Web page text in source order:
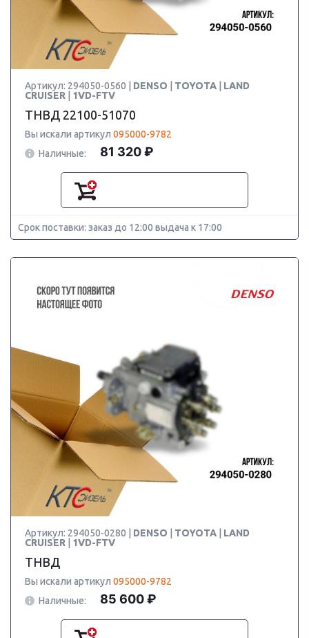
Артикул: 294050-0560 | DENSO TOYOTA
LAND
CRUISER
1VD-FTV
ТНВД 22100-51070
Вы искали артикул 095000-9782
Наличные:
81 320 ₽
Срок поставки: заказ до 12:00 выдача к 17:00
Артикул: 294050-0280 | DENSO TOYOTA
LAND
CRUISER
1VD-FTV
ТНВД
Вы искали артикул 095000-9782
Наличные:
85 600 ₽